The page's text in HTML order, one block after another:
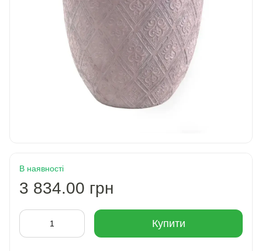
В наявності
3 834.00 грн
Купити